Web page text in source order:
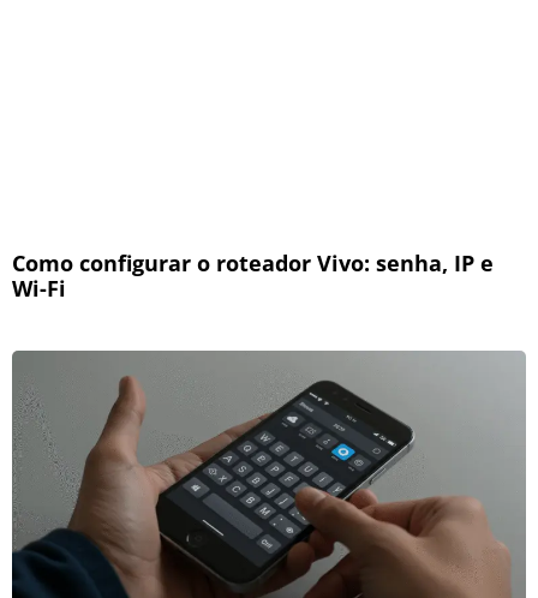
Como configurar o roteador Vivo: senha, IP e
Wi-Fi